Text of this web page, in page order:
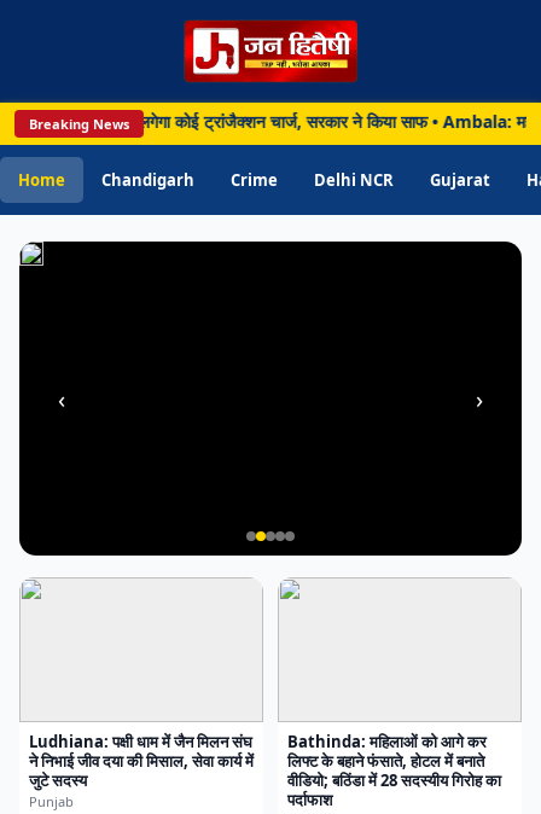
Breaking News
पेमेंट पर नहीं लगेगा कोई ट्रांजैक्शन चार्ज, सरकार ने किया साफ • Ambala:
Home Chandigarh Crime Delhi NCR Gujarat
‹ ›
दूध
भी
₹2
लीटर
बढ़ेगा
Ludhiana: पक्षी धाम में जैन मिलन संघ
ने निभाई जीव दया की मिसाल, सेवा कार्य में
जुटे सदस्य
Punjab
Bathinda: महिलाओं को आगे कर
लिफ्ट के बहाने फंसाते, होटल में बनाते
वीडियो; बठिंडा में 28 सदस्यीय गिरोह का
पर्दाफाश